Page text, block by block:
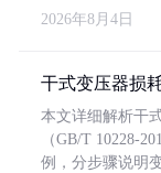
2026年8月4日
干式变压器损
本文详细解析干
（GB/T 10228-
例，分步骤说明